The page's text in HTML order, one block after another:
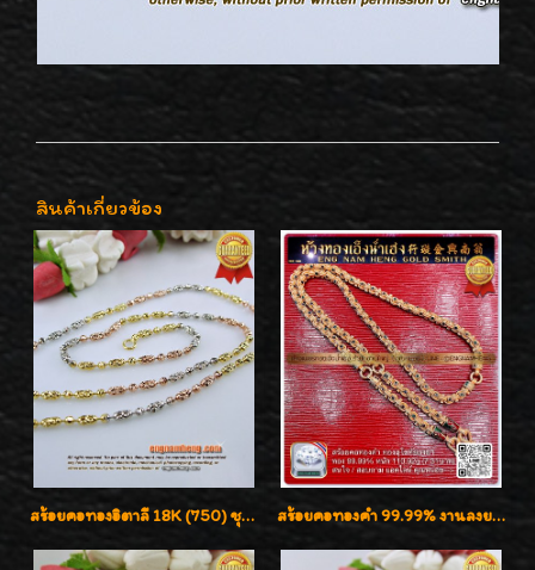
สินค้าเกี่ยวข้อง
สร้อยคอทองอิตาลี 18K (750) ชุบ 3 สี แกะลายสวยรุ่นใหม่ ลายละเอียดเงาวิบวับค่ะ สร้อยคอทองคำ 99.99% งานลงยาสุโขทัยแท้ งานช่างทองโบราณ หรูหรา น่าสะสมค่ะ